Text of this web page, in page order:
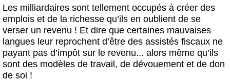
Les milliardaires sont tellement occupés à créer des
emplois et de la richesse qu’ils en oublient de se
verser un revenu ! Et dire que certaines mauvaises
langues leur reprochent d’être des assistés fiscaux ne
payant pas d’impôt sur le revenu... alors même qu’ils
sont des modèles de travail, de dévouement et de don
de soi !